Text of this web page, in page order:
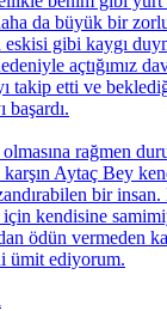
da büyük bir
eskisi gibi kaygı
açtığımız
takip etti ve
başardı.
rağmen
karşın Aytaç Bey
bir
için kendisine
ödün vermeden
ümit ediyorum.